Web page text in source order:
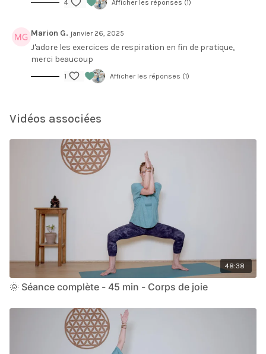
4 Afficher les réponses (1)
Marion G. janvier 26, 2025
J'adore les exercices de respiration en fin de pratique,
merci beaucoup
1 Afficher les réponses (1)
Vidéos associées
48:38
🌞 Séance complète - 45 min - Corps de joie